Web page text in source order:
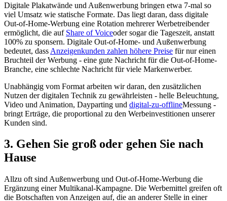
Digitale Plakatwände und Außenwerbung bringen etwa 7-mal so
viel Umsatz wie statische Formate. Das liegt daran, dass digitale
Out-of-Home-Werbung eine Rotation mehrerer Werbetreibender
ermöglicht, die auf Share of Voiceoder sogar die Tageszeit, anstatt
100% zu sponsern. Digitale Out-of-Home- und Außenwerbung
bedeutet, dass Anzeigenkunden zahlen höhere Preise für nur einen
Bruchteil der Werbung - eine gute Nachricht für die Out-of-Home-
Branche, eine schlechte Nachricht für viele Markenwerber.
Unabhängig vom Format arbeiten wir daran, den zusätzlichen
Nutzen der digitalen Technik zu gewährleisten - helle Beleuchtung,
Video und Animation, Dayparting und digital-zu-offlineMessung -
bringt Erträge, die proportional zu den Werbeinvestitionen unserer
Kunden sind.
3. Gehen Sie groß oder gehen Sie nach
Hause
Allzu oft sind Außenwerbung und Out-of-Home-Werbung die
Ergänzung einer Multikanal-Kampagne. Die Werbemittel greifen oft
die Botschaften von Anzeigen auf, die an anderer Stelle in einer